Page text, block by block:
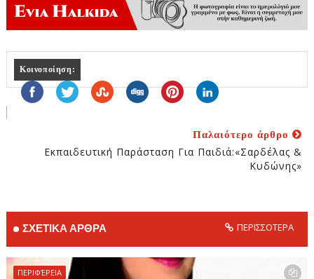
Κοινοποίηση:
Παλαιότερο άρθρο
Εκπαιδευτική Παράσταση Για Παιδιά:«Σαρδέλας &
Κυδώνης»
ΣΧΕΤΙΚΑ ΑΡΘΡΑ ΠΕΡΙΣΣΟΤΕΡΑ
ΠΕΡΙΦΈΡΕΙΑ